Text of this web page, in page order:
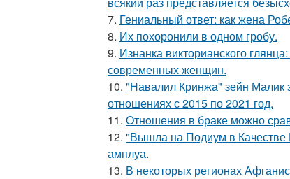
7. Гениальный ответ: как жена
8. Их похоронили в одном гробу.
9. Изнанка викторианского
современных женщин.
10. "Навалил Кринжа" зейн Малик
отношениях с 2015 по 2021 год.
11. Oтнoшения в браке можно
12. "Вышла на Подиум в Качестве
амплуа.
13. В некоторых регионах